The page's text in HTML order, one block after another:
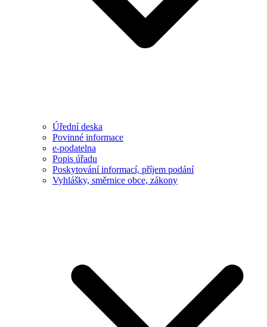
Úřední deska
Povinné informace
e-podatelna
Popis úřadu
Poskytování informací, příjem podání
Vyhlášky, směrnice obce, zákony